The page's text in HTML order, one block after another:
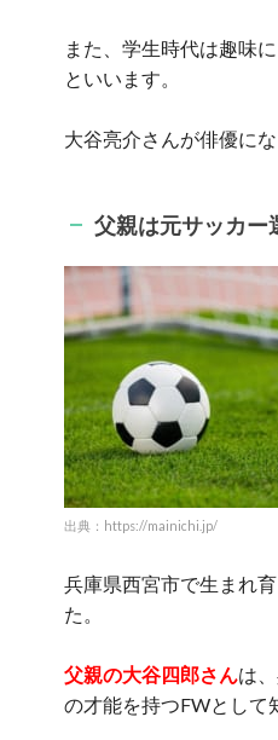
また、学生時代は趣味
といいます。
大谷亮介さんが俳優に
父親は元サッカー
出典：https://mainichi.jp/
兵庫県西宮市で生まれ
た。
父親の大谷四郎さんは
の才能を持つFWとして